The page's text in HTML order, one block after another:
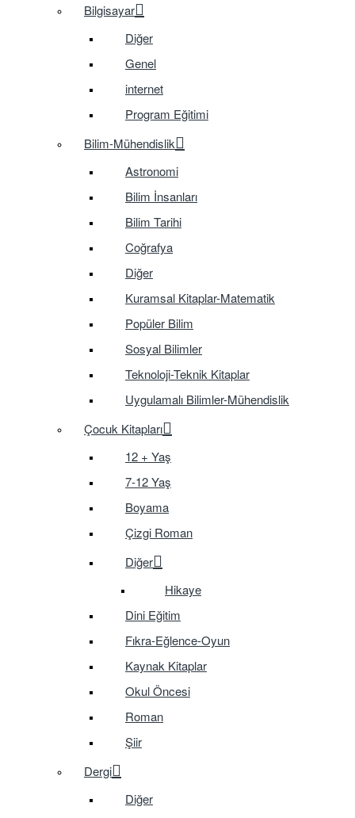
Bilgisayar
Diğer
Genel
internet
Program Eğitimi
Bilim-Mühendislik
Astronomi
Bilim İnsanları
Bilim Tarihi
Coğrafya
Diğer
Kuramsal Kitaplar-Matematik
Popüler Bilim
Sosyal Bilimler
Teknoloji-Teknik Kitaplar
Uygulamalı Bilimler-Mühendislik
Çocuk Kitapları
12 + Yaş
7-12 Yaş
Boyama
Çizgi Roman
Diğer
Hikaye
Dini Eğitim
Fıkra-Eğlence-Oyun
Kaynak Kitaplar
Okul Öncesi
Roman
Şiir
Dergi
Diğer